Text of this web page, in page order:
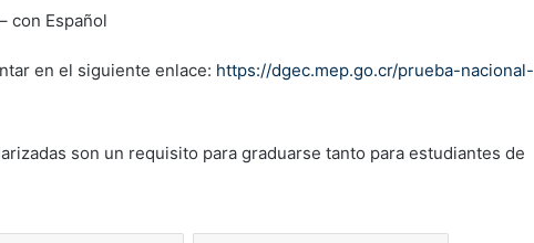
con Español
en el siguiente enlace: https://dgec.mep.go.cr/prueba-nacional-
son un requisito para graduarse tanto para estudiantes de